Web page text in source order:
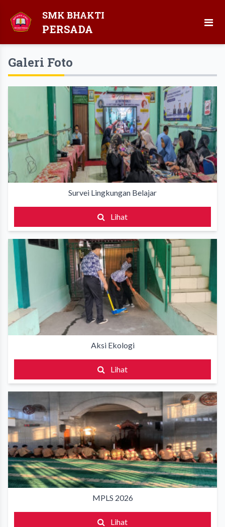
SMK BHAKTI
PERSADA
Galeri Foto
Survei Lingkungan Belajar
Lihat
Aksi Ekologi
Lihat
MPLS 2026
Lihat